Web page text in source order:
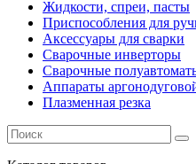
Жидкости, спреи, пасты
Приспособления для
Аксессуары для сварки
Сварочные инверторы
Сварочные
Аппараты
Плазменная резка